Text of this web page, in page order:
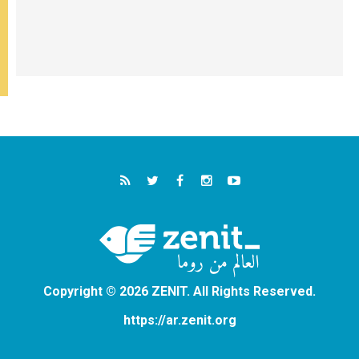
Copyright © 2026 ZENIT. All Rights Reserved.
https://ar.zenit.org